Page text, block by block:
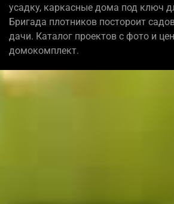
усадку, каркасные дома под ключ
Бригада плотников постороит
дачи. Каталог проектов с фото и
домокомплект.